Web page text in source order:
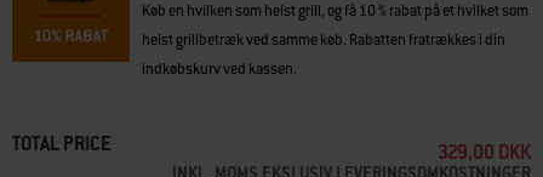
Køb en hvilken som helst grill, og få 10 % rabat på et hvilket som
helst grillbetræk ved samme køb. Rabatten fratrækkes i din
indkøbskurv ved kassen.
TOTAL PRICE 329,00 DKK